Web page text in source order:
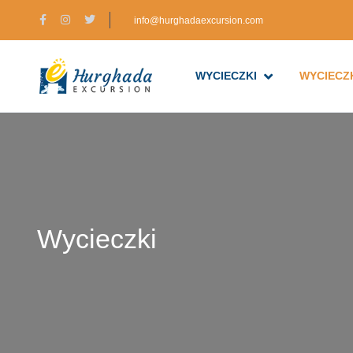
info@hurghadaexcursion.com
WYCIECZKI
Wycieczki